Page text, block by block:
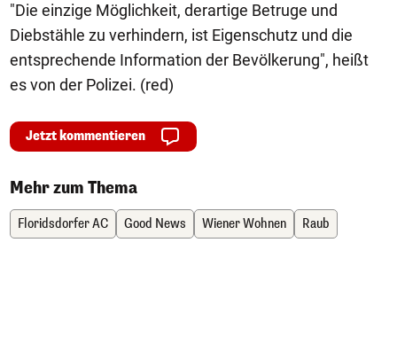
"Die einzige Möglichkeit, derartige Betruge und
Diebstähle zu verhindern, ist Eigenschutz und die
entsprechende Information der Bevölkerung", heißt
es von der Polizei. (red)
Jetzt kommentieren
Mehr zum Thema
Floridsdorfer AC Good News Wiener Wohnen Raub